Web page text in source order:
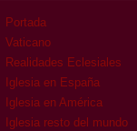
Portada
Vaticano
Realidades Eclesiales
Iglesia en España
Iglesia en América
Iglesia resto del mundo